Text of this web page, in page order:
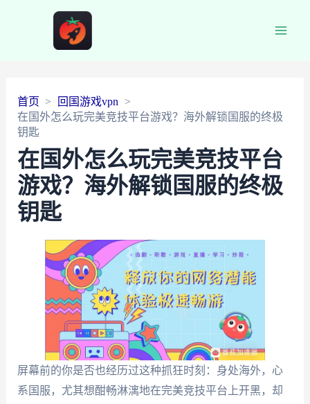
首页
回国游戏vpn
在国外怎么玩完美竞技平台游戏？海外解锁国服的终极
钥匙
在国外怎么玩完美竞技平台
游戏？海外解锁国服的终极
钥匙
屏幕前的你是否也经历过这种抓狂时刻：身处海外，心
系国服，尤其想酣畅淋漓地在完美竞技平台上开黑，却